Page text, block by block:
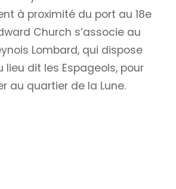
à proximité du port au 18e
Church s’associe au
Lombard, qui dispose
lieu dit les Espageols, pour
au quartier de la Lune.